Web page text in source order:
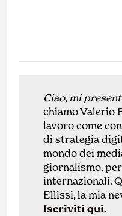
Ciao, mi
chiamo Valerio
lavoro comecon
distrategia
mondo dei
giornalismo,
internazionali.
Ellissi, la mia
Iscriviti qui.